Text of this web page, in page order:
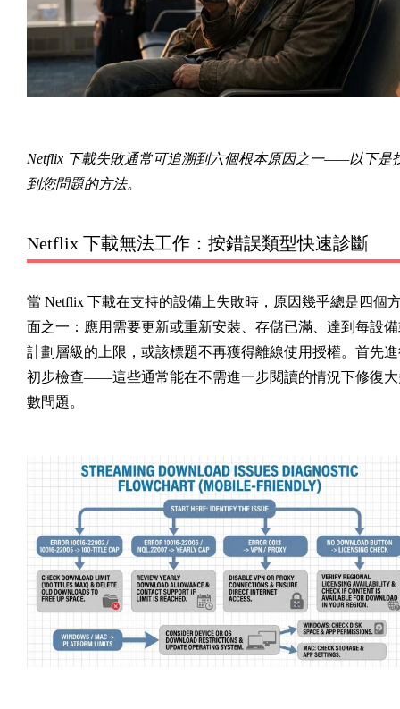
Netflix 下載失敗通常可追溯到六個根本原因之一——以下是
到您問題的方法。
Netflix 下載無法工作：按錯誤類型快速診斷
當 Netflix 下載在支持的設備上失敗時，原因幾乎總是四個
面之一：應用需要更新或重新安裝、存儲已滿、達到每設
計劃層級的上限，或該標題不再獲得離線使用授權。首先
初步檢查——這些通常能在不需進一步閱讀的情況下修復大
數問題。